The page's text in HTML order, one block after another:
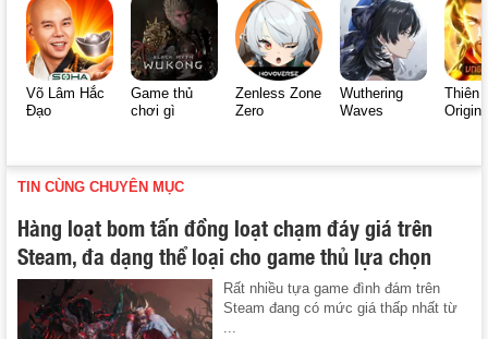
Võ Lâm Hắc
Đạo
Game thủ
chơi gì
Zenless Zone
Zero
Wuthering
Waves
Thiên
Origin
TIN CÙNG CHUYÊN MỤC
Hàng loạt bom tấn đồng loạt chạm đáy giá trên
Steam, đa dạng thể loại cho game thủ lựa chọn
Rất nhiều tựa game đình đám trên
Steam đang có mức giá thấp nhất từ
...